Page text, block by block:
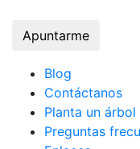
Apuntarme
Blog
Contáctanos
Planta un árbol
Preguntas